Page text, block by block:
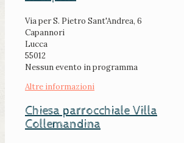
Via per S. Pietro Sant'Andrea, 6
Capannori
Lucca
55012
Nessun evento in programma
Altre informazioni
Chiesa parrocchiale Villa
Collemandina